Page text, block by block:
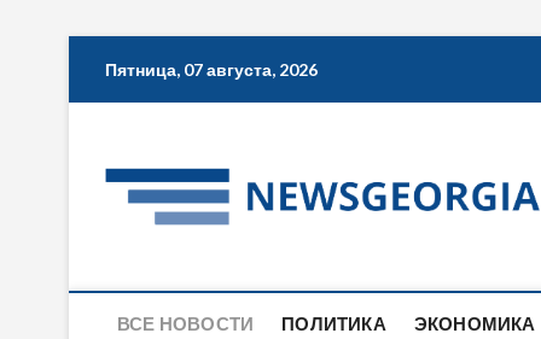
Пятница, 07 августа, 2026
ВСЕ НОВОСТИ ПОЛИТИКА ЭКОНОМИКА